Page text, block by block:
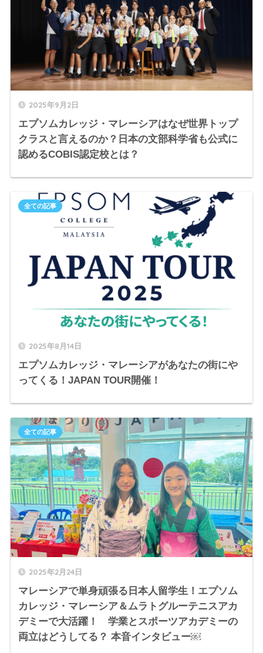
2025年9月2日
エプソムカレッジ・マレーシアはなぜ世界トップ
クラスと言えるのか？日本の文部科学省も公式に
認めるCOBIS認定校とは？
2025年8月14日
エプソムカレッジ・マレーシアがあなたの街にや
ってくる！JAPAN TOUR開催！
全ての記事
2025年2月24日
マレーシアで単身頑張る日本人留学生！エプソム
カレッジ・マレーシア＆ムラトグルーテニスアカ
デミーで大活躍！ 学業とスポーツアカデミーの
両立はどうしてる？ 本音インタビュー￼
全ての記事